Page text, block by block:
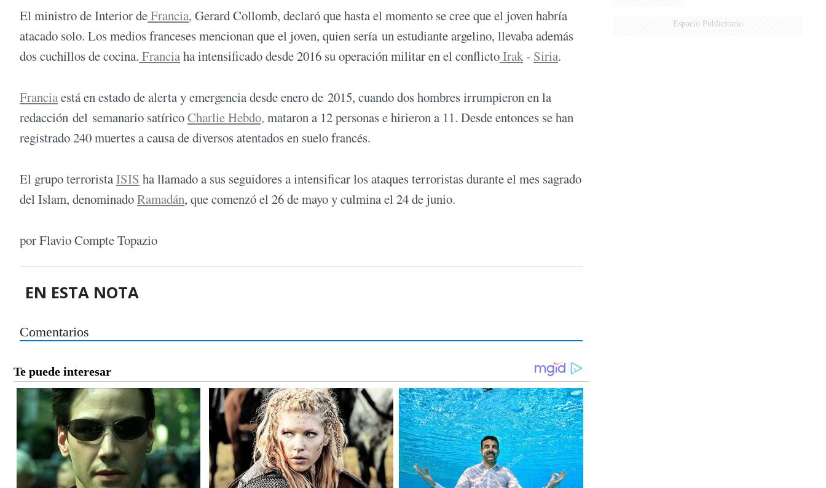
El ministro de Interior deFrancia, Gerard Collomb, declaró que hasta el momento se cree que el joven habría
atacado solo. Los medios franceses mencionan que el joven, quien sería un estudiante argelino, llevaba además
dos cuchillos de cocina. Franciaha intensificado desde 2016 su operación militar en el conflictoIrak- Siria.
Franciaestá en estado de alerta y emergencia desde enero de 2015, cuando dos hombres irrumpieron en la
redacción del semanario satíricoCharlie Hebdo, mataron a 12 personas e hirieron a 11. Desde entonces se han
registrado 240 muertes a causa de diversos atentados en suelo francés.
El grupo terroristaISIS ha llamado a sus seguidores a intensificar los ataques terroristas durante el mes sagrado
del Islam, denominadoRamadán, que comenzó el 26 de mayo y culmina el 24 de junio.
por Flavio Compte Topazio
EN ESTA NOTA
Comentarios
Espacio Publicitario